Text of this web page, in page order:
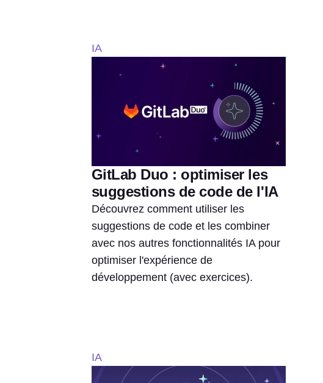
IA
GitLab Duo : optimiser les
suggestions de code de l'IA
Découvrez comment utiliser les
suggestions de code et les combiner
avec nos autres fonctionnalités IA pour
optimiser l'expérience de
développement (avec exercices).
IA